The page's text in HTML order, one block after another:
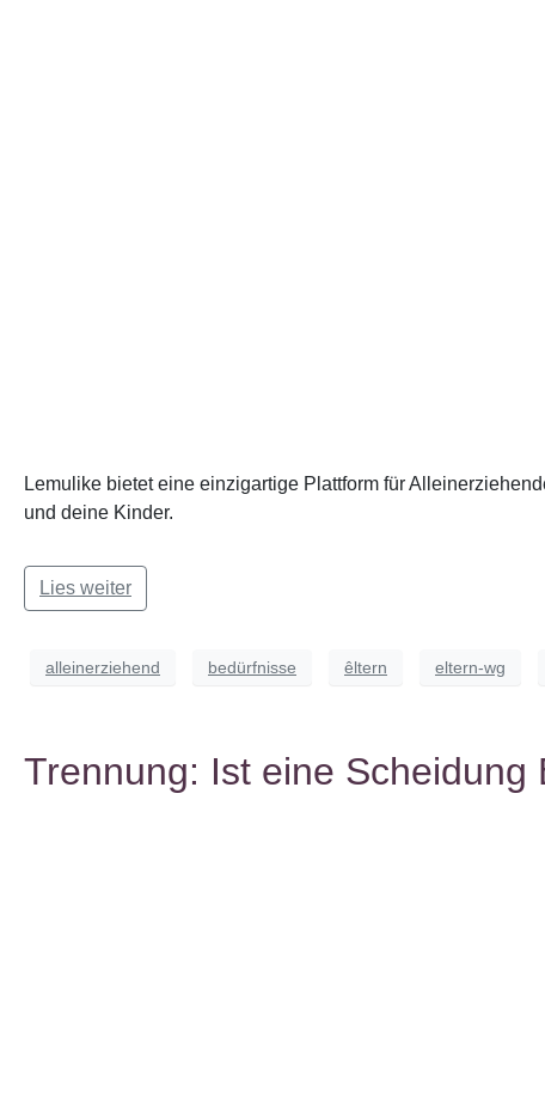
Lemulike bietet eine einzigartige Plattform für
und deine Kinder.
Lies weiter
alleinerziehend bedürfnisse êltern eltern-wg
Trennung: Ist eine Scheidung